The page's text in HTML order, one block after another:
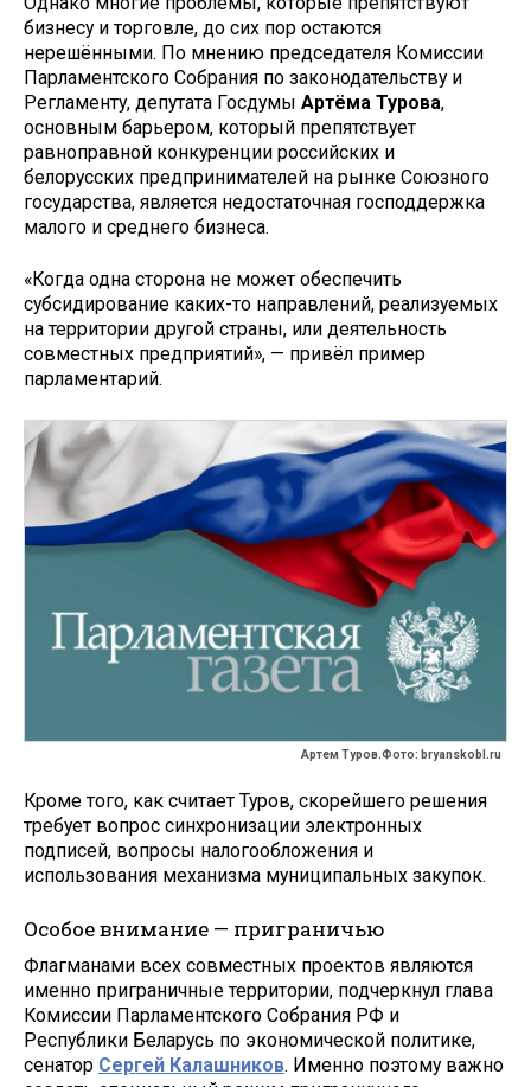
бизнесу и торговле, до сих пор остаются
нерешёнными. По мнению председателя Комиссии
Парламентского Собрания по законодательству и
Регламенту, депутата Госдумы Артёма Турова,
основным барьером, который препятствует
равноправной конкуренции российских и
белорусских предпринимателей на рынке Союзного
государства, является недостаточная господдержка
малого и среднего бизнеса.
«Когда одна сторона не может обеспечить
субсидирование каких-то направлений, реализуемых
на территории другой страны, или деятельность
совместных предприятий», — привёл пример
парламентарий.
Артем Туров.Фото: bryanskobl.ru
Кроме того, как считает Туров, скорейшего решения
требует вопрос синхронизации электронных
подписей, вопросы налогообложения и
использования механизма муниципальных закупок.
Особое внимание — приграничью
Флагманами всех совместных проектов являются
именно приграничные территории, подчеркнул глава
Комиссии Парламентского Собрания РФ и
Республики Беларусь по экономической политике,
сенатор Сергей Калашников. Именно поэтому важно